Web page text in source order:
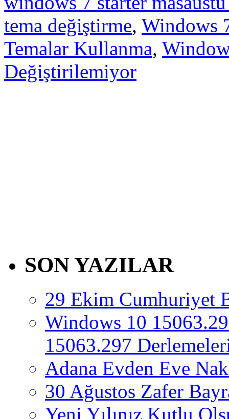
tema değiştirme, Windows
Temalar Kullanma,
Değiştirilemiyor
SON YAZILAR
29 Ekim Cumhuriyet
Windows 10
15063.297
Adana Evden Eve
30 Ağustos Zafer
Yeni Yılınız Kutlu